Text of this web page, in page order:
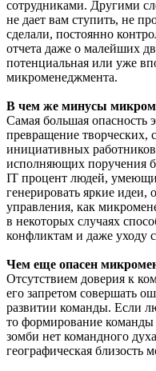
сотрудниками. Другими
не дает вам ступить, не
сделали, постоянно
отчета даже о малейших
потенциальная или уже
микроменеджмента.
В чем же минусы
Самая большая опасность
превращение творческих,
инициативных
исполняющих поручения
IT процент людей,
генерировать яркие идеи,
управления, как
в некоторых случаях
конфликтам и даже уходу
Чем еще опасен
Отсутствием доверия к
его запретом совершать
развитии команды. Если
то формирование команды
зомби нет командного
географическая близость